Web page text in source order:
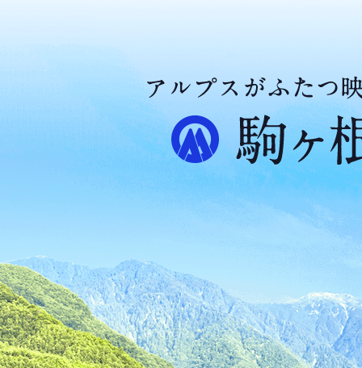
ア
ル
プ
ス
が
た
つ
映